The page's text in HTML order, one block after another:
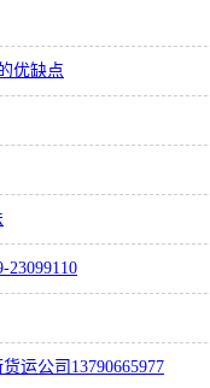
优缺点
23099110
运公司13790665977